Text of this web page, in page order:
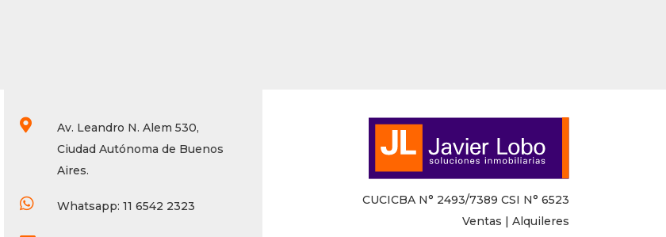

Av. Leandro N. Alem 530,
Ciudad Autónoma de Buenos
Aires.
 Whatsapp: 11 6542 2323
CUCICBA N° 2493/7389 CSI N° 6523
Ventas | Alquileres